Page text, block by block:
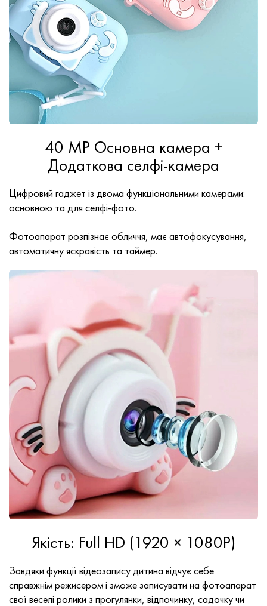
40 MP Основна камера +
Додаткова селфі-камера
Цифровий гаджет із двома функціональними камерами:
основною та для селфі-фото.
Фотоапарат розпізнає обличчя, має автофокусування,
автоматичну яскравість та таймер.
Якість: Full HD (1920 × 1080P)
Завдяки функції відеозапису дитина відчує себе
справжнім режисером і зможе записувати на фотоапарат
свої веселі ролики з прогулянки, відпочинку, садочку чи